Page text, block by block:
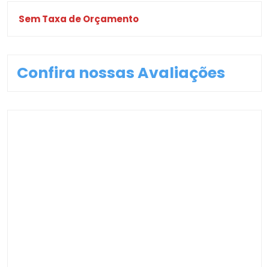
Sem Taxa de Orçamento
Confira nossas Avaliações